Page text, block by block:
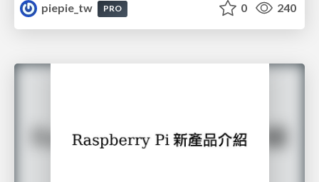
piepie_tw
PRO 0 240